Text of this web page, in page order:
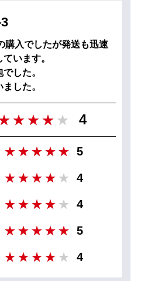
購入でしたが発送も迅速
います。
した。
した。
4
5
4
4
5
4